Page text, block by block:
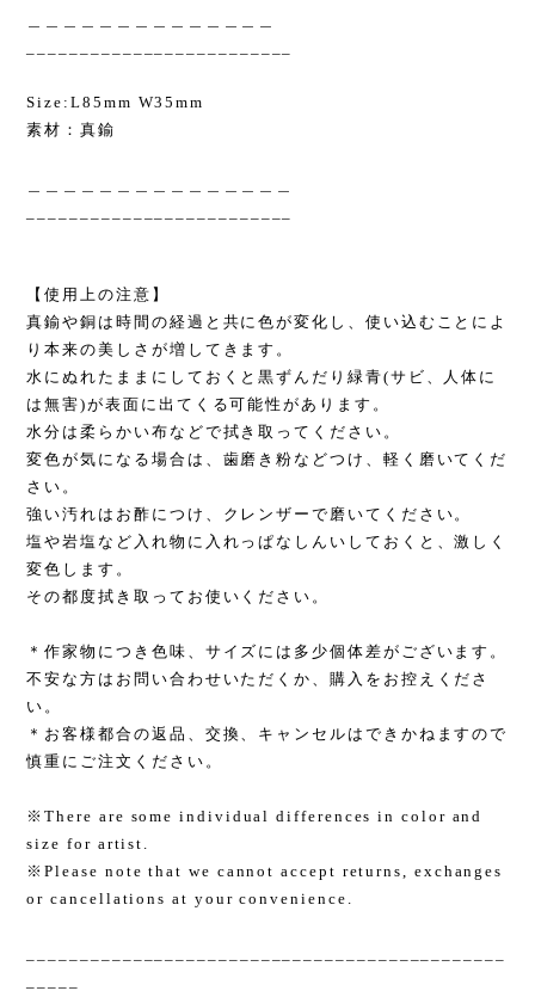
Size:L85mm W35mm
素材：真鍮
【使用上の注意】
真鍮や銅は時間の経過と共に色が変化し、使い込むことによ
り本来の美しさが増してきます。
水にぬれたままにしておくと黒ずんだり緑青(サビ、人体に
は無害)が表面に出てくる可能性があります。
水分は柔らかい布などで拭き取ってください。
変色が気になる場合は、歯磨き粉などつけ、軽く磨いてくだ
さい。
強い汚れはお酢につけ、クレンザーで磨いてください。
塩や岩塩など入れ物に入れっぱなしんいしておくと、激しく
変色します。
その都度拭き取ってお使いください。
＊作家物につき色味、サイズには多少個体差がございます。
不安な方はお問い合わせいただくか、購入をお控えくださ
い。
＊お客様都合の返品、交換、キャンセルはできかねますので
慎重にご注文ください。
※There are some individual differences in color and
size for artist.
※Please note that we cannot accept returns, exchanges
or cancellations at your convenience.